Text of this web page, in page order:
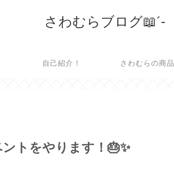
さわむらブログ📖´-
自己紹介！ さわむらの商品
トをやります！🎂✨